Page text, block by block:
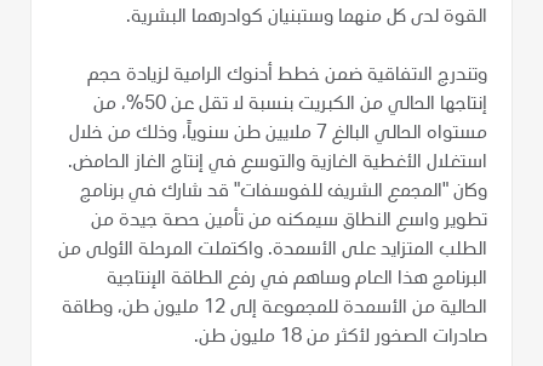
القوة لدى كل منهما وستبنيان كوادرهما البشرية.
وتندرج الاتفاقية ضمن خطط أدنوك الرامية لزيادة حجم
إنتاجها الحالي من الكبريت بنسبة لا تقل عن 50%، من
مستواه الحالي البالغ 7 ملايين طن سنوياً، وذلك من خلال
استغلال الأغطية الغازية والتوسع في إنتاج الغاز الحامض.
وكان "المجمع الشريف للفوسفات" قد شارك في برنامج
تطوير واسع النطاق سيمكنه من تأمين حصة جيدة من
الطلب المتزايد على الأسمدة. واكتملت المرحلة الأولى من
البرنامج هذا العام وساهم في رفع الطاقة الإنتاجية
الحالية من الأسمدة للمجموعة إلى 12 مليون طن، وطاقة
صادرات الصخور لأكثر من 18 مليون طن.